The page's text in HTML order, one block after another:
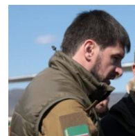
СИБИРЬ.РЕАЛИИ
РАСПИСАНИЕ
ПОДПИШИТЕСЬ НА
СОЦИАЛЬНЫЕ СЕТИ